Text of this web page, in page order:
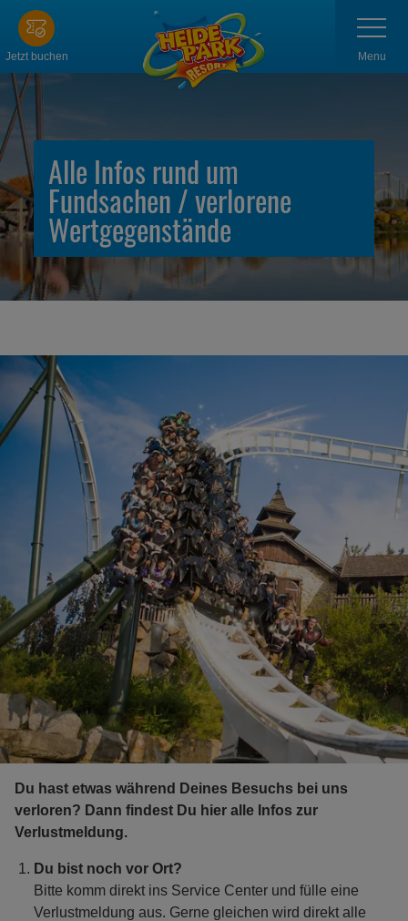
Zum
Hauptinhalt
springen
Jetzt buchen
anzeigen
Menu
Alle Infos rund um
Fundsachen / verlorene
Wertgegenstände
Du hast etwas während Deines Besuchs bei uns
verloren? Dann findest Du hier alle Infos zur
Verlustmeldung.
Du bist noch vor Ort?
Bitte komm direkt ins Service Center und fülle eine
Verlustmeldung aus. Gerne gleichen wird direkt alle